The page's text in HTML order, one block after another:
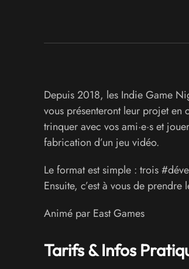
Depuis 2018, les Indie Game
vous présenteront leur projet en
trinquer avec vos ami·e·s et
fabrication d’un jeu vidéo.
Le format est simple : trois
Ensuite, c’est à vous de
Animé par East Games
Tarifs & Infos